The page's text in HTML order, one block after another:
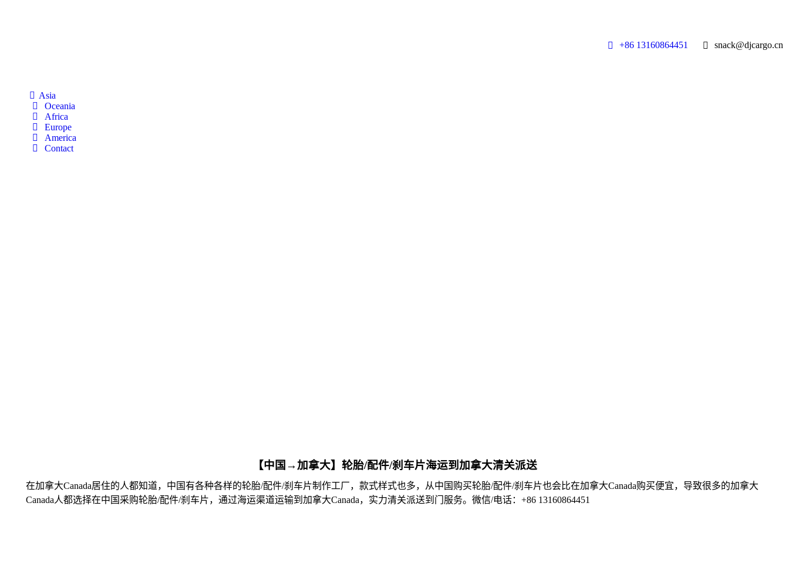
+86 13160864451 snack@djcargo.cn
Asia
Oceania
Africa
Europe
America
Contact
【中国→加拿大】轮胎/配件/刹车片海运到加拿大清关派送
在加拿大Canada居住的人都知道，中国有各种各样的轮胎/配件/刹车片制作工厂，款式样式也多，从中国购买轮胎/配件/刹车片也会比在加拿大Canada购买便宜，导致很多的加拿大
Canada人都选择在中国采购轮胎/配件/刹车片，通过海运渠道运输到加拿大Canada，实力清关派送到门服务。微信/电话：+86 13160864451